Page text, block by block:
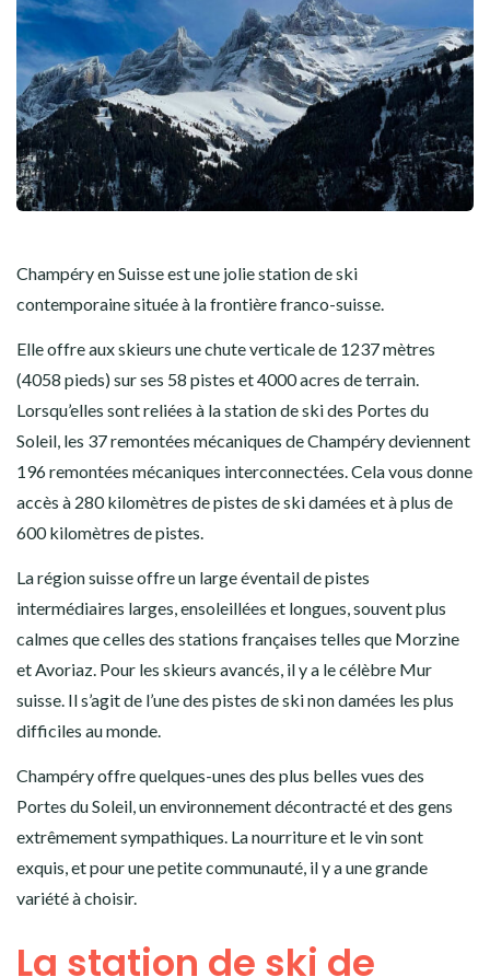
Champéry en Suisse est une jolie station de ski
contemporaine située à la frontière franco-suisse.
Elle offre aux skieurs une chute verticale de 1237 mètres
(4058 pieds) sur ses 58 pistes et 4000 acres de terrain.
Lorsqu’elles sont reliées à la station de ski des Portes du
Soleil, les 37 remontées mécaniques de Champéry deviennent
196 remontées mécaniques interconnectées. Cela vous donne
accès à 280 kilomètres de pistes de ski damées et à plus de
600 kilomètres de pistes.
La région suisse offre un large éventail de pistes
intermédiaires larges, ensoleillées et longues, souvent plus
calmes que celles des stations françaises telles que Morzine
et Avoriaz. Pour les skieurs avancés, il y a le célèbre Mur
suisse. Il s’agit de l’une des pistes de ski non damées les plus
difficiles au monde.
Champéry offre quelques-unes des plus belles vues des
Portes du Soleil, un environnement décontracté et des gens
extrêmement sympathiques. La nourriture et le vin sont
exquis, et pour une petite communauté, il y a une grande
variété à choisir.
La station de ski de